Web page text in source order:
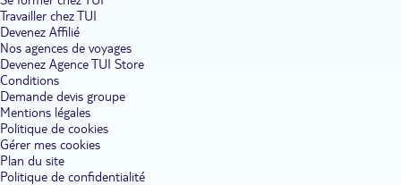
Travailler chez TUI
Devenez Affilié
Nos agences de voyages
Devenez Agence TUI Store
Conditions
Demande devis groupe
Mentions légales
Politique de cookies
Gérer mes cookies
Plan du site
Politique de confidentialité